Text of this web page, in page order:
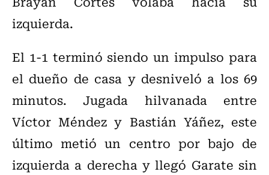
izquierda.
El 1-1 terminó siendo un impulso para
el dueño de casa y desniveló a los 69
minutos. Jugada hilvanada entre
Víctor Méndez y Bastián Yáñez, este
último metió un centro por bajo de
izquierda a derecha y llegó Garate sin